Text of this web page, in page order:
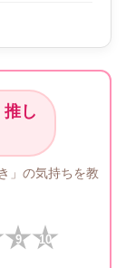
し
」の気持ちを教
10
9